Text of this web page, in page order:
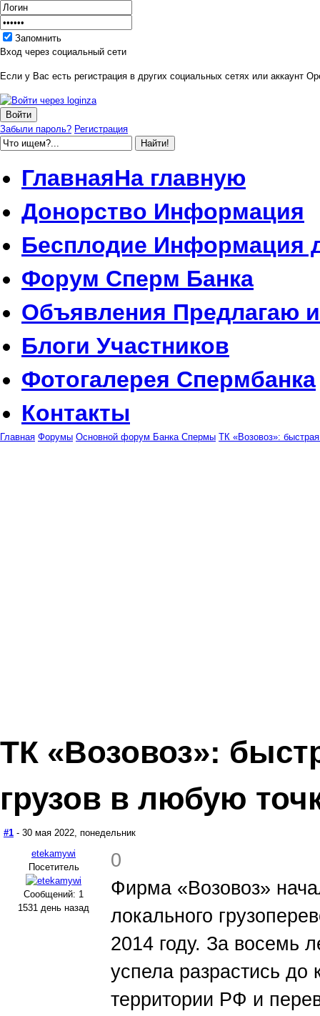
Запомнить
Вход через социальный сети
Если у Вас есть регистрация в других социальных сетях или аккаунт
Забыли пароль? Регистрация
ГлавнаяНа главную
Донорство Информация
Бесплодие Информация
Форум Сперм Банка
Объявления Предлагаю
Блоги Участников
Фотогалерея Спермбанка
Контакты
Главная Форумы Основной форум Банка Спермы ТК «Возовоз»:
ТК «Возовоз»:
грузов в любую
#1 - 30 мая 2022, понедельник
etekamywi
Посетитель
Сообщений: 1
1531 день назад
0
Фирма «Возовоз»
локального
2014 году. За восемь
успела разрастись до
территории РФ и